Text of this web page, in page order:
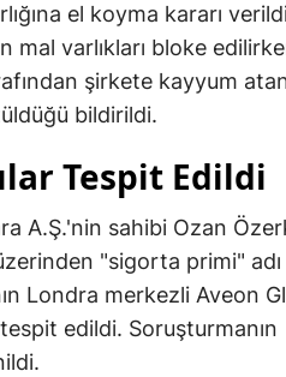
el koyma kararı
mal varlıkları bloke
şirkete kayyum
bildirildi.
Tespit Edildi
A.Ş.'nin sahibi Ozan
"sigorta primi" adı
Londra merkezli Aveon
edildi. Soruşturmanın